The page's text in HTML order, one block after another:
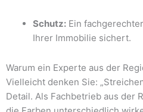
Schutz: Ein
Ihrer Immobilie sichert.
Warum ein Experte aus der
Vielleicht denken Sie:
Detail. Als Fachbetrieb aus der